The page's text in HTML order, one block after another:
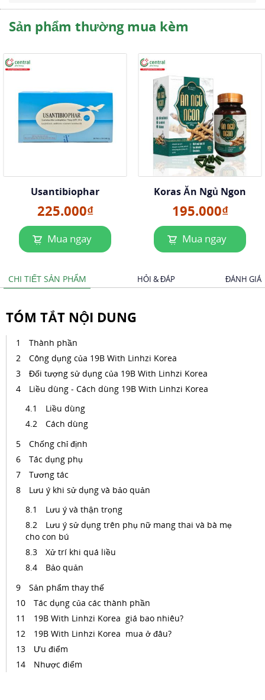
Sản phẩm thường mua kèm
Usantibiophar
225.000₫
Mua ngay
Koras Ăn Ngủ Ngon
195.000₫
Mua ngay
CHI TIẾT SẢN PHẨM HỎI & ĐÁP ĐÁNH GIÁ
TÓM TẮT NỘI DUNG
Thành phần
Công dụng của 19B With Linhzi Korea
Đối tượng sử dụng của 19B With Linhzi Korea
Liều dùng - Cách dùng 19B With Linhzi Korea
Liều dùng
Cách dùng
Chống chỉ định
Tác dụng phụ
Tương tác
Lưu ý khi sử dụng và bảo quản
Lưu ý và thận trọng
Lưu ý sử dụng trên phụ nữ mang thai và bà mẹ
cho con bú
Xử trí khi quá liều
Bảo quản
Sản phẩm thay thế
Tác dụng của các thành phần
19B With Linhzi Korea giá bao nhiêu?
19B With Linhzi Korea mua ở đâu?
Ưu điểm
Nhược điểm